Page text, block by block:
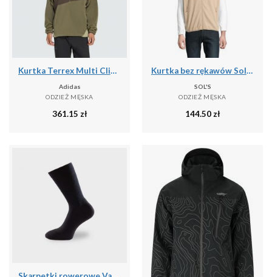
Kurtka Terrex Multi Climawarm Fleece
Adidas
ODZIEŻ MĘSKA
361.15 zł
Kurtka bez rękawów Sol's Factor Bw
SOL'S
ODZIEŻ MĘSKA
144.50zł